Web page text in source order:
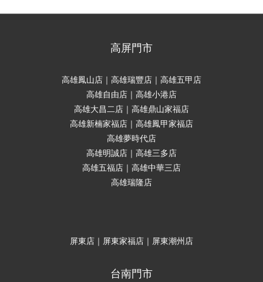
高屏門市
高雄鳳山店｜高雄瑞豐店｜高雄五甲店
高雄自由店｜高雄小港店
高雄大昌二店｜高雄鼎山家福店
高雄新楠家福店｜高雄鳳甲家福店
高雄夢時代店
高雄明誠店｜高雄三多店
高雄五福店｜高雄中華三店
高雄瑞隆店
屏東店｜屏東家福店｜屏東潮州店
台南門市